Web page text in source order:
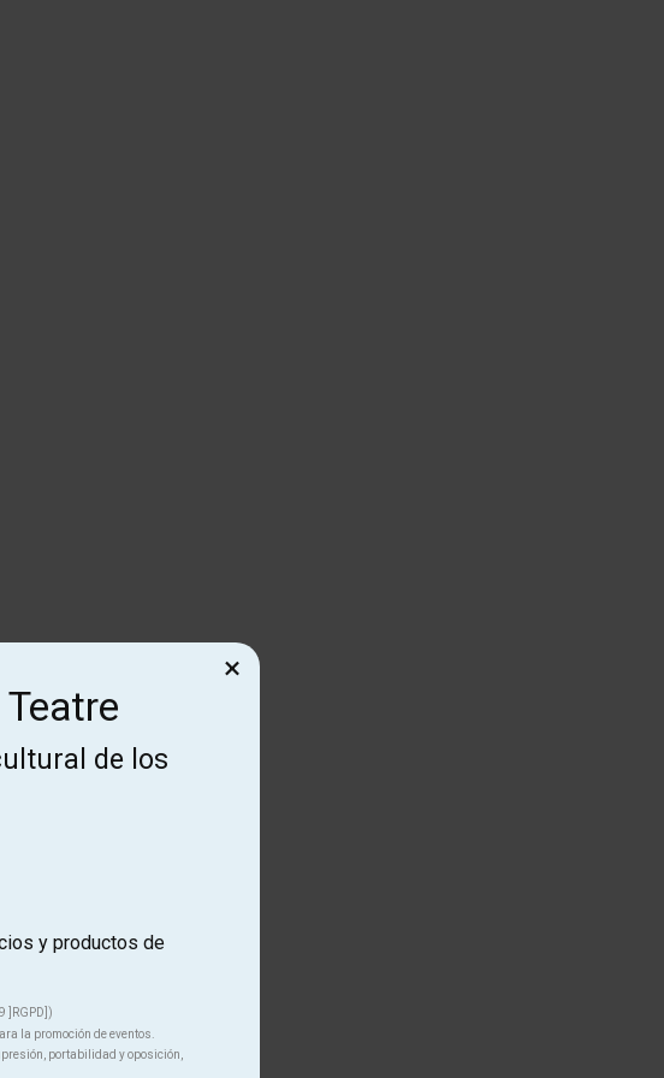
de los
y productos de
]RGPD])
la promoción de eventos.
portabilidad y oposición,
×